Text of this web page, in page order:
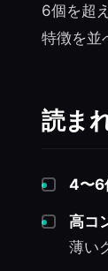
6個を超
特徴を並
読ま
4〜6
高コ
薄い